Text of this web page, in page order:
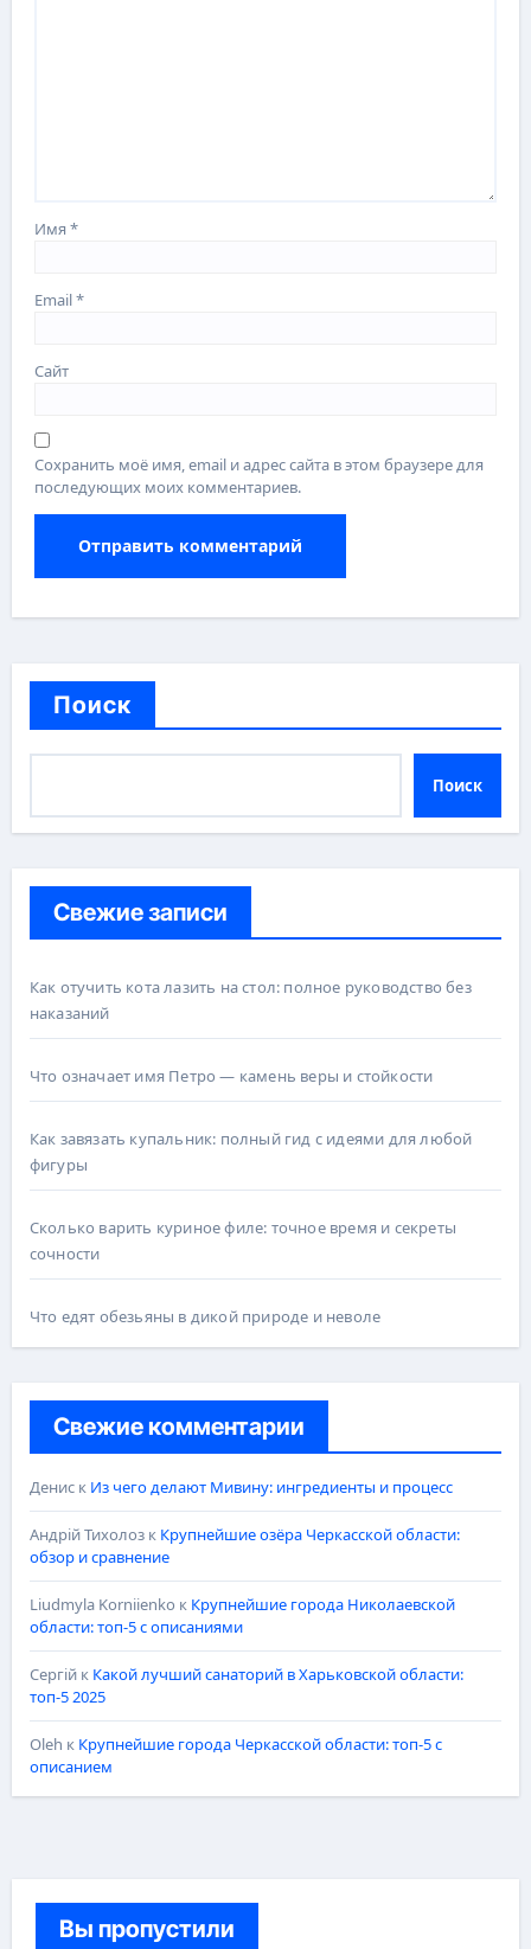
Имя*
Email*
Сайт
Сохранить моё имя, email и адрес сайта в этом браузере для
последующих моих комментариев.
Поиск
Поиск
Свежие записи
Как отучить кота лазить на стол: полное руководство без
наказаний
Что означает имя Петро — камень веры и стойкости
Как завязать купальник: полный гид с идеями для любой
фигуры
Сколько варить куриное филе: точное время и секреты
сочности
Что едят обезьяны в дикой природе и неволе
Свежие комментарии
Дениск Из чего делают Мивину: ингредиенты и процесс
Андрій Тихолозк Крупнейшие озёра Черкасской области:
обзор и сравнение
Liudmyla Korniienko к Крупнейшие города Николаевской
области: топ-5 с описаниями
Сергійк Какой лучший санаторий в Харьковской области:
топ-5 2025
Oleh к Крупнейшие города Черкасской области: топ-5 с
описанием
Вы пропустили